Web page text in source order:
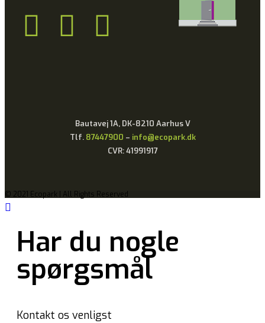
Bautavej 1A, DK-8210 Aarhus V
Tlf. 87447900 – info@ecopark.dk
CVR: 41991917
© 2021 Ecopark | All Rights Reserved
Har du nogle
spørgsmål
Kontakt os venligst